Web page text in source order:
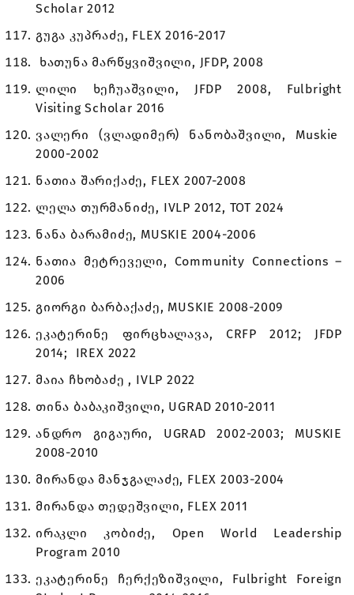
Scholar 2012
გუგა კუპრაძე, FLEX 2016-2017
ხათუნა მარწყვიშვილი, JFDP, 2008
ლილი ხეჩუაშვილი, JFDP 2008, Fulbright
Visiting Scholar 2016
ვალერი (ვლადიმერ) ნანობაშვილი, Muskie
2000-2002
ნათია შარიქაძე, FLEX 2007-2008
ლელა თურმანიძე, IVLP 2012, TOT 2024
ნანა ბარამიძე, MUSKIE 2004-2006
ნათია მეტრეველი, Community Connections –
2006
გიორგი ბარბაქაძე, MUSKIE 2008-2009
ეკატერინე ფირცხალავა, CRFP 2012; JFDP
2014; IREX 2022
მაია ჩხობაძე , IVLP 2022
თინა ბაბაკიშვილი, UGRAD 2010-2011
ანდრო გიგაური, UGRAD 2002-2003; MUSKIE
2008-2010
მირანდა მანჯგალაძე, FLEX 2003-2004
მირანდა თედეშვილი, FLEX 2011
ირაკლი კობიძე, Open World Leadership
Program 2010
ეკატერინე ჩერქეზიშვილი, Fulbright Foreign